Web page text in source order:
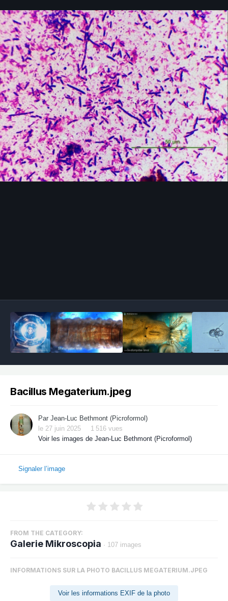
Bacillus Megaterium.jpeg
Par Jean-Luc Bethmont (Picroformol)
le 27 juin 2025
1 516 vues
Voir les images de Jean-Luc Bethmont (Picroformol)
Signaler l’image
FROM THE CATEGORY:
Galerie Mikroscopia · 107 images
INFORMATIONS SUR LA PHOTO BACILLUS MEGATERIUM.JPEG
Voir les informations EXIF de la photo